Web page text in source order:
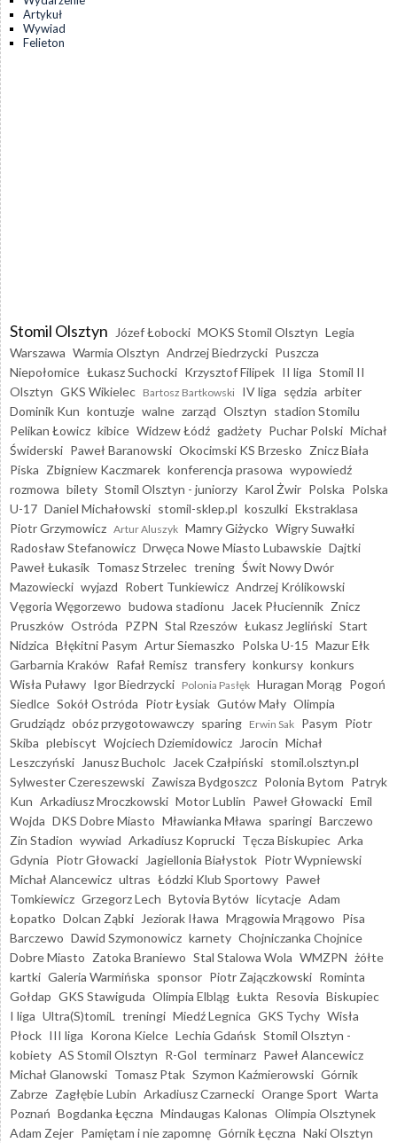
Artykuł
Wywiad
Felieton
Stomil Olsztyn Józef Łobocki MOKS Stomil Olsztyn Legia
Warszawa Warmia Olsztyn Andrzej Biedrzycki Puszcza
Niepołomice Łukasz Suchocki Krzysztof Filipek II liga Stomil II
Olsztyn GKS Wikielec Bartosz Bartkowski IV liga sędzia arbiter
Dominik Kun kontuzje walne zarząd Olsztyn stadion Stomilu
Pelikan Łowicz kibice Widzew Łódź gadżety Puchar Polski Michał
Świderski Paweł Baranowski Okocimski KS Brzesko Znicz Biała
Piska Zbigniew Kaczmarek konferencja prasowa wypowiedź
rozmowa bilety Stomil Olsztyn - juniorzy Karol Żwir Polska Polska
U-17 Daniel Michałowski stomil-sklep.pl koszulki Ekstraklasa
Piotr Grzymowicz Artur Aluszyk Mamry Giżycko Wigry Suwałki
Radosław Stefanowicz Drwęca Nowe Miasto Lubawskie Dajtki
Paweł Łukasik Tomasz Strzelec trening Świt Nowy Dwór
Mazowiecki wyjazd Robert Tunkiewicz Andrzej Królikowski
Vęgoria Węgorzewo budowa stadionu Jacek Płuciennik Znicz
Pruszków Ostróda PZPN Stal Rzeszów Łukasz Jegliński Start
Nidzica Błękitni Pasym Artur Siemaszko Polska U-15 Mazur Ełk
Garbarnia Kraków Rafał Remisz transfery konkursy konkurs
Wisła Puławy Igor Biedrzycki Polonia Pasłęk Huragan Morąg Pogoń
Siedlce Sokół Ostróda Piotr Łysiak Gutów Mały Olimpia
Grudziądz obóz przygotowawczy sparing Erwin Sak Pasym Piotr
Skiba plebiscyt Wojciech Dziemidowicz Jarocin Michał
Leszczyński
Janusz Bucholc Jacek Czałpiński stomil.olsztyn.pl
Sylwester Czereszewski Zawisza Bydgoszcz Polonia Bytom Patryk
Kun Arkadiusz Mroczkowski Motor Lublin Paweł Głowacki Emil
Wojda DKS Dobre Miasto Mławianka Mława sparingi Barczewo
Zin Stadion wywiad Arkadiusz Koprucki Tęcza Biskupiec Arka
Gdynia Piotr Głowacki Jagiellonia Białystok Piotr Wypniewski
Michał Alancewicz ultras Łódzki Klub Sportowy Paweł
Tomkiewicz Grzegorz Lech Bytovia Bytów licytacje Adam
Łopatko Dolcan Ząbki Jeziorak Iława Mrągowia Mrągowo Pisa
Barczewo Dawid Szymonowicz karnety Chojniczanka Chojnice
Dobre Miasto Zatoka Braniewo Stal Stalowa Wola WMZPN żółte
kartki Galeria Warmińska sponsor Piotr Zajączkowski Rominta
Gołdap GKS Stawiguda Olimpia Elbląg Łukta Resovia Biskupiec
I liga Ultra(S)tomiL treningi Miedź Legnica GKS Tychy Wisła
Płock III liga Korona Kielce Lechia Gdańsk Stomil Olsztyn -
kobiety AS Stomil Olsztyn R-Gol terminarz Paweł Alancewicz
Michał Glanowski Tomasz Ptak Szymon Kaźmierowski Górnik
Zabrze Zagłębie Lubin Arkadiusz Czarnecki Orange Sport Warta
Poznań Bogdanka Łęczna Mindaugas Kalonas Olimpia Olsztynek
Adam Zejer Pamiętam i nie zapomnę Górnik Łęczna Naki Olsztyn